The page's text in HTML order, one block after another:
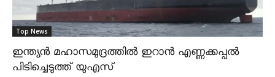
Top News
ഇന്ത്യൻ മഹാസമുദ്രത്തിൽ ഇറാൻ എണ്ണക്കപ്പൽ
പിടിച്ചെടുത്ത് യുഎസ്